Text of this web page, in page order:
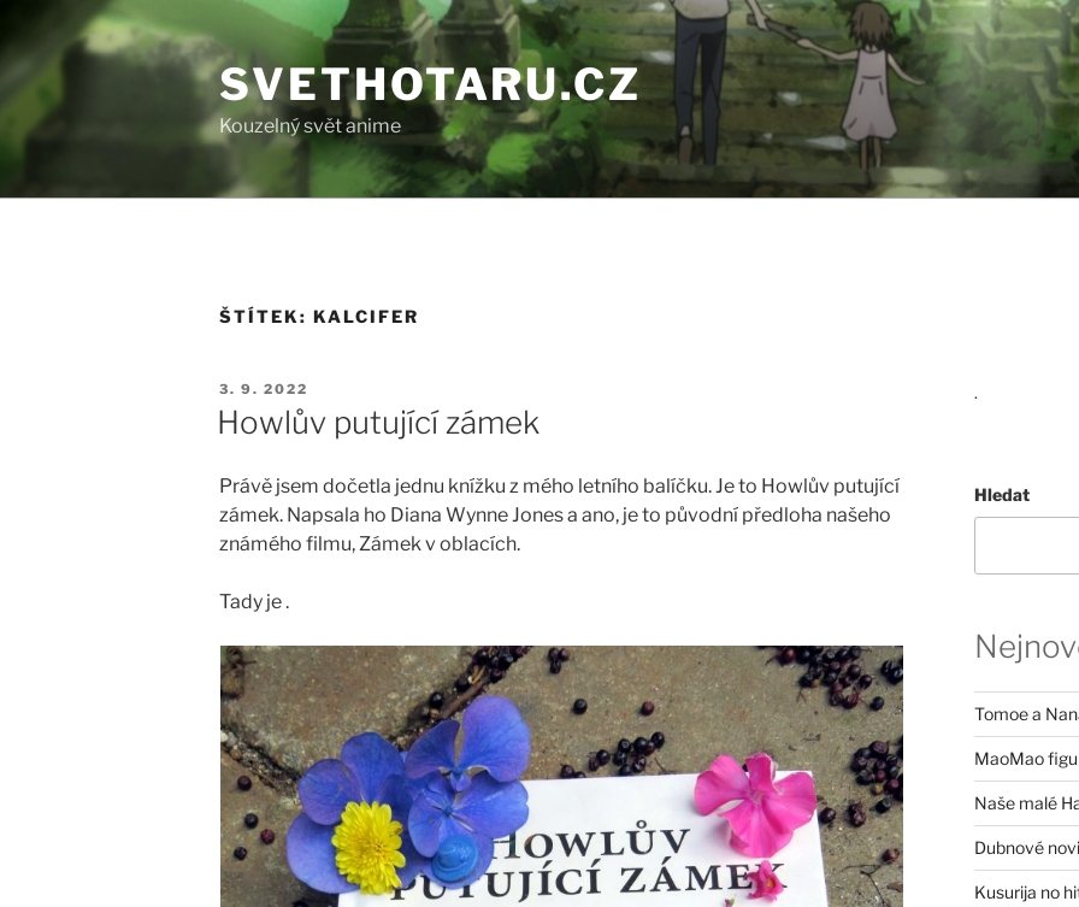
SVETHOTARU.CZ
Kouzelný svět anime
ŠTÍTEK:KALCIFER
PUBLIKOVÁNO
3. 9. 2022
Howlův putující zámek
Právě jsem dočetla jednu knížku z mého letního balíčku. Je to Howlův putující
zámek. Napsala ho Diana Wynne Jones a ano, je to původní předloha našeho
známého filmu, Zámek v oblacích.
Tady je .
.
Hledat
Tomoe a
MaoMao
Naše malé
Dubnové
Kusurija no